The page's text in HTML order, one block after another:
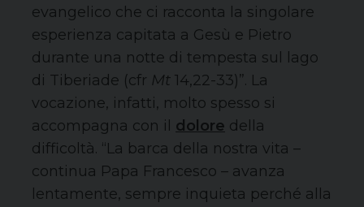
evangelico che ci racconta la singolare
esperienza capitata a Gesù e Pietro
durante una notte di tempesta sul lago
di Tiberiade (cfr Mt 14,22-33)”. La
vocazione, infatti, molto spesso si
accompagna con il dolore della
difficoltà. “La barca della nostra vita –
continua Papa Francesco – avanza
lentamente, sempre inquieta perché alla